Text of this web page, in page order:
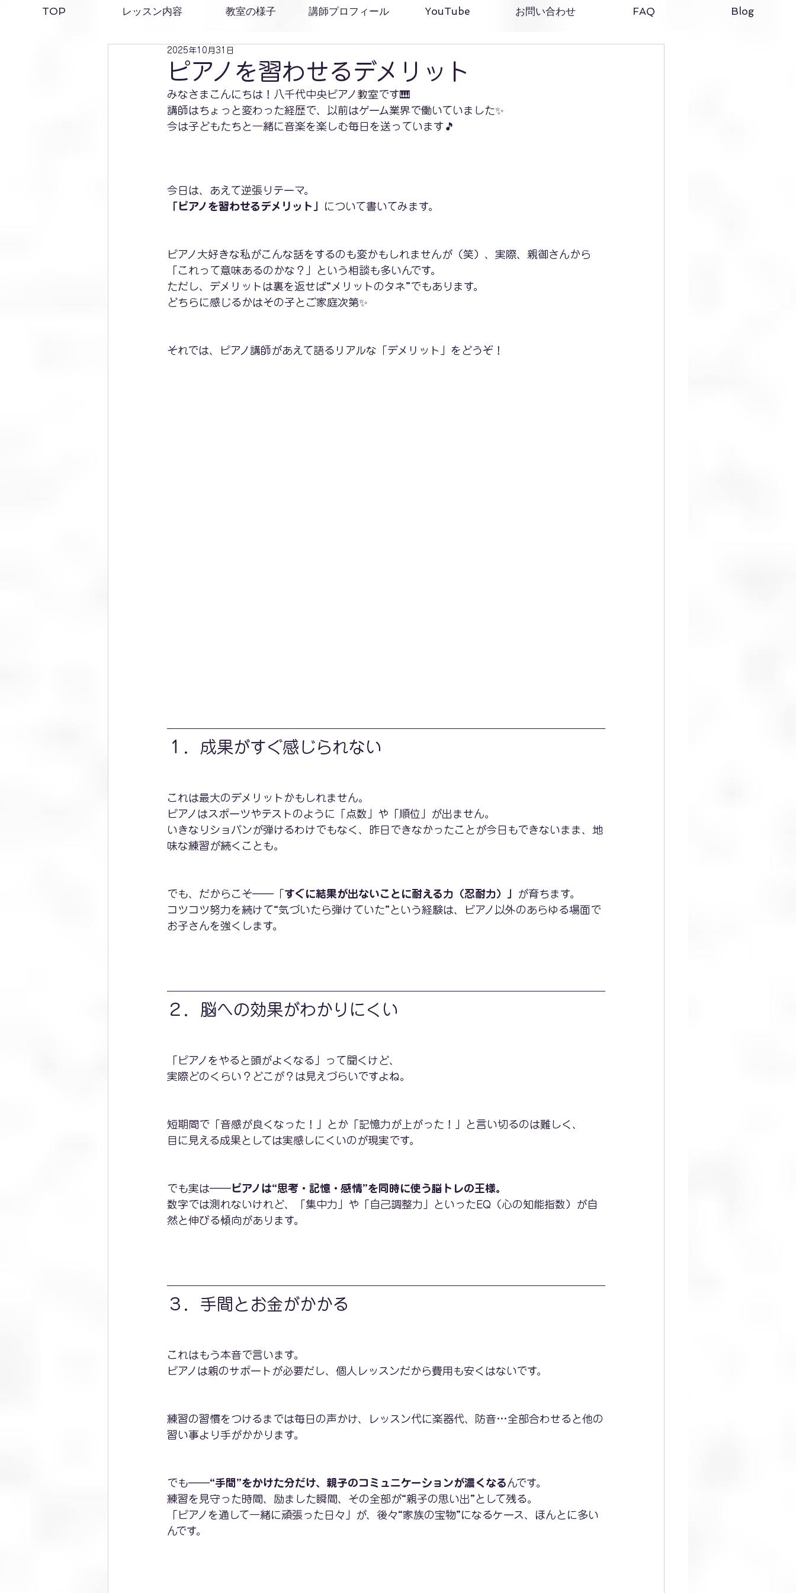
TOP レッスン内容 教室の様子 講師プロフィール YouTube お問い合わせ FAQ Blog
ピアノを習わせるデメリット
2025年10月31日
みなさまこんにちは！八千代中央ピアノ教室です🎹
講師はちょっと変わった経歴で、以前はゲーム業界で働いていました✨
今は子どもたちと一緒に音楽を楽しむ毎日を送っています🎵
今日は、あえて逆張りテーマ。
「ピアノを習わせるデメリット」
について書いてみます。
ピアノ大好きな私がこんな話をするのも変かもしれませんが（笑）、実際、親御さんから
「これって意味あるのかな？」という相談も多いんです。
ただし、デメリットは裏を返せば“メリットのタネ”でもあります。
どちらに感じるかはその子とご家庭次第✨
それでは、ピアノ講師があえて語るリアルな「デメリット」をどうぞ！
１．成果がすぐ感じられない
これは最大のデメリットかもしれません。
ピアノはスポーツやテストのように「点数」や「順位」が出ません。
いきなりショパンが弾けるわけでもなく、昨日できなかったことが今日もできないまま、地
味な練習が続くことも。
でも、だからこそ――「すぐに結果が出ないことに耐える力（忍耐力）」
が育ちます。
コツコツ努力を続けて“気づいたら弾けていた”という経験は、ピアノ以外のあらゆる場面で
お子さんを強くします。
２．脳への効果がわかりにくい
「ピアノをやると頭がよくなる」って聞くけど、
実際どのくらい？どこが？は見えづらいですよね。
短期間で「音感が良くなった！」とか「記憶力が上がった！」と言い切るのは難しく、
目に見える成果としては実感しにくいのが現実です。
でも実は――ピアノは“思考・記憶・感情”を同時に使う脳トレの王様。
数字では測れないけれど、「集中力」や「自己調整力」といったEQ（心の知能指数）が自
然と伸びる傾向があります。
３．手間とお金がかかる
これはもう本音で言います。
ピアノは親のサポートが必要だし、個人レッスンだから費用も安くはないです。
練習の習慣をつけるまでは毎日の声かけ、レッスン代に楽器代、防音…全部合わせると他の
習い事より手がかかります。
でも――“手間”をかけた分だけ、親子のコミュニケーションが濃くなる んです。
練習を見守った時間、励ました瞬間、その全部が“親子の思い出”として残る。
「ピアノを通して一緒に頑張った日々」が、後々“家族の宝物”になるケース、ほんとに多い
んです。